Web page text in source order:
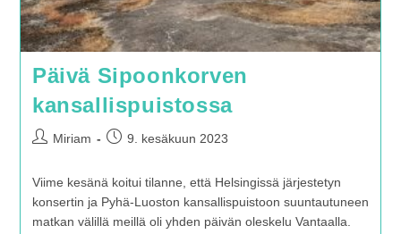
Päivä Sipoonkorven
kansallispuistossa
Artikkelin
Miriam
Artikkeli9. kesäkuun 2023
Viime kesänä koitui tilanne, että Helsingissä järjestetyn
konsertin ja Pyhä-Luoston kansallispuistoon suuntautuneen
matkan välillä meillä oli yhden päivän oleskelu Vantaalla.